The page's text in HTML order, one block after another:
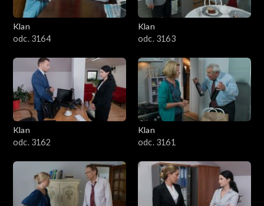
Klan
odc. 3164
Klan
odc. 3163
Klan
odc. 3162
Klan
odc. 3161